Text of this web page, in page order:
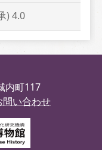
) 4.0
内町117
問い合わせ